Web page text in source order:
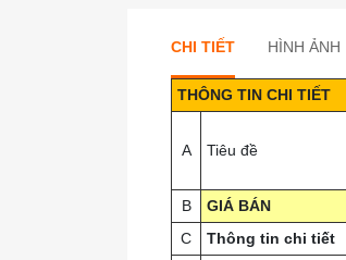
CHI TIẾT HÌNH ẢNH
THÔNG TIN CHI TIẾT
A Tiêu đề
B
GIÁ BÁN
C
Thông tin chi tiết